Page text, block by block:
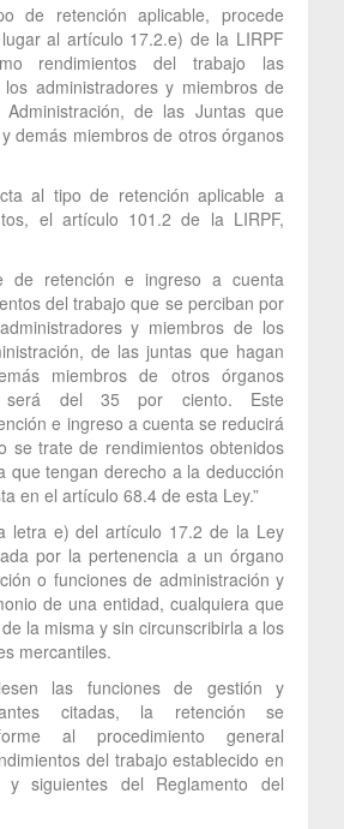
de retención aplicable, procede
al artículo 17.2.e) de la LIRPF
rendimientos del trabajo las
los administradores y miembros de
de las Juntas que
demás miembros de otros órganos
al tipo de retención aplicable a
el artículo 101.2 de la LIRPF,
de retención e ingreso a cuenta
del trabajo que se perciban por
y miembros de los
de las juntas que hagan
miembros de otros órganos
será del 35 por ciento. Este
e ingreso a cuenta se reducirá
se trate de rendimientos obtenidos
que tengan derecho a la deducción
en el artículo 68.4 de esta Ley.”
letra e) del artículo 17.2 de la Ley
por la pertenencia a un órgano
o funciones de administración y
de una entidad, cualquiera que
la misma y sin circunscribirla a los
mercantiles.
las funciones de gestión y
antes citadas, la retención se
al procedimiento general
del trabajo establecido en
siguientes del Reglamento del